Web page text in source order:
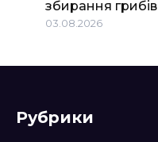
збирання грибів
03.08.2026
Рубрики